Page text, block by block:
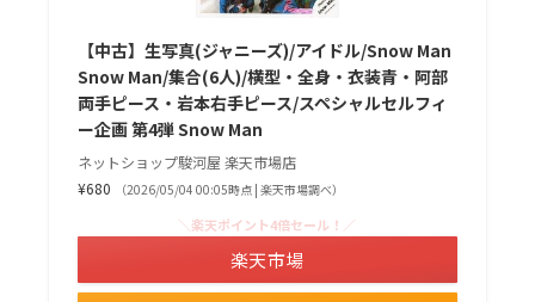
【中古】生写真(ジャニーズ)/アイドル/Snow Man
Snow Man/集合(6人)/横型・全身・衣装青・阿部
両手ピース・岩本右手ピース/スペシャルセルフィ
ー企画 第4弾 Snow Man
ネットショップ駿河屋 楽天市場店
¥680
（2026/05/04 00:05時点 | 楽天市場調べ）
＼楽天ポイント4倍セール！／
楽天市場